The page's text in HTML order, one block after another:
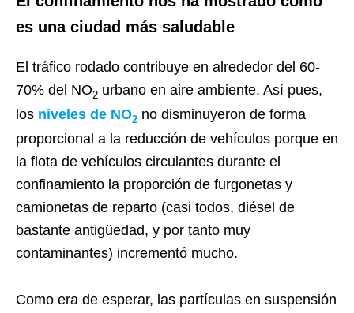
es una ciudad más saludable
El tráfico rodado contribuye en alrededor del 60-
70% del NO2 urbano en aire ambiente. Así pues,
los niveles de NO2 no disminuyeron de forma
proporcional a la reducción de vehículos porque en
la flota de vehículos circulantes durante el
confinamiento la proporción de furgonetas y
camionetas de reparto (casi todos, diésel de
bastante antigüedad, y por tanto muy
contaminantes) incrementó mucho.
Como era de esperar, las partículas en suspensión